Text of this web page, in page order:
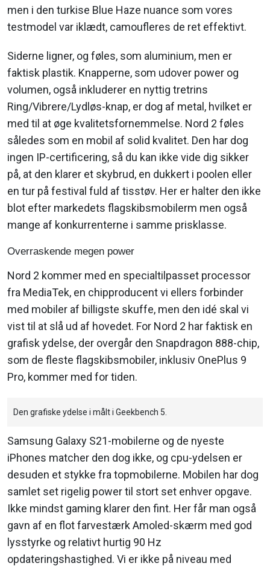
men i den turkise Blue Haze nuance som vores
testmodel var iklædt, camoufleres de ret effektivt.
Siderne ligner, og føles, som aluminium, men er
faktisk plastik. Knapperne, som udover power og
volumen, også inkluderer en nyttig tretrins
Ring/Vibrere/Lydløs-knap, er dog af metal, hvilket er
med til at øge kvalitetsfornemmelse. Nord 2 føles
således som en mobil af solid kvalitet. Den har dog
ingen IP-certificering, så du kan ikke vide dig sikker
på, at den klarer et skybrud, en dukkert i poolen eller
en tur på festival fuld af tisstøv. Her er halter den ikke
blot efter markedets flagskibsmobilerm men også
mange af konkurrenterne i samme prisklasse.
Overraskende megen power
Nord 2 kommer med en specialtilpasset processor
fra MediaTek, en chipproducent vi ellers forbinder
med mobiler af billigste skuffe, men den idé skal vi
vist til at slå ud af hovedet. For Nord 2 har faktisk en
grafisk ydelse, der overgår den Snapdragon 888-chip,
som de fleste flagskibsmobiler, inklusiv OnePlus 9
Pro, kommer med for tiden.
Den grafiske ydelse i målt i Geekbench 5.
Samsung Galaxy S21-mobilerne og de nyeste
iPhones matcher den dog ikke, og cpu-ydelsen er
desuden et stykke fra topmobilerne. Mobilen har dog
samlet set rigelig power til stort set enhver opgave.
Ikke mindst gaming klarer den fint. Her får man også
gavn af en flot farvestærk Amoled-skærm med god
lysstyrke og relativt hurtig 90 Hz
opdateringshastighed. Vi er ikke på niveau med